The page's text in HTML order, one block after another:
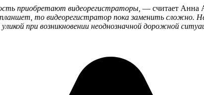
приобретают видеорегистраторы, — считает Анна
то видеорегистратор пока заменить сложно.
при возникновении неоднозначной дорожной